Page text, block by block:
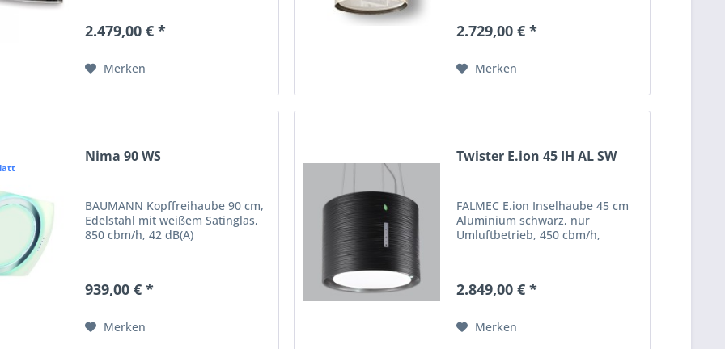
2.479,00 € *
Merken
2.729,00 € *
Merken
Nima 90 WS
BAUMANN Kopffreihaube 90 cm,
Edelstahl mit weißem Satinglas,
850 cbm/h, 42 dB(A)
939,00 € *
Merken
Twister E.ion 45 IH AL SW
FALMEC E.ion Inselhaube 45 cm
Aluminium schwarz, nur
Umluftbetrieb, 450 cbm/h,
2.849,00 € *
Merken